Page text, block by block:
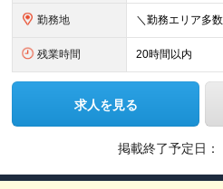
勤務地
残業時間 20時間以内
求人を見る
掲載終了予定日：